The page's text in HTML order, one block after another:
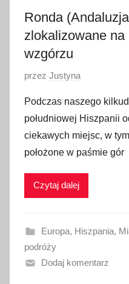
Ronda
zlokalizowane na
wzgórzu
O
u
b
l
i
w
n
o
1
przez Justyna
Podczas naszego
południowej Hiszpanii
ciekawych miejsc, w
położone w paśmie gór
Czytaj dalej
Europa, Hiszpania,
podróży
Dodaj komentarz